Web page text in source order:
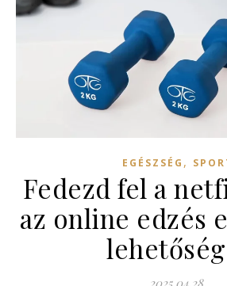
EGÉSZSÉG ,
Fedezd fel a
az online edzés
2025.04.28.